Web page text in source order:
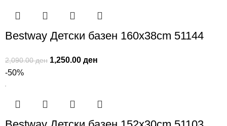
Bestway Детски базен 160x38cm 51144
2,090.00ден 1,250.00ден
-50%